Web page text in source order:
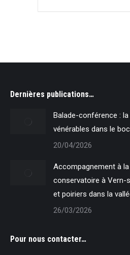
Dernières publications…
Balade-conférence :
vénérables dans le
20/04/2026
Accompagnement à
conservatoire à Vern-
et poiriers dans la
26/03/2026
Pour nous contacter…